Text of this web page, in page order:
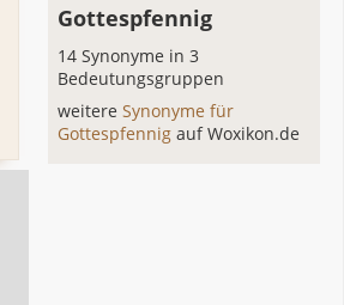
Gottespfennig
14 Synonyme in 3
Bedeutungsgruppen
weitereSynonyme für
Gottespfennigauf Woxikon.de